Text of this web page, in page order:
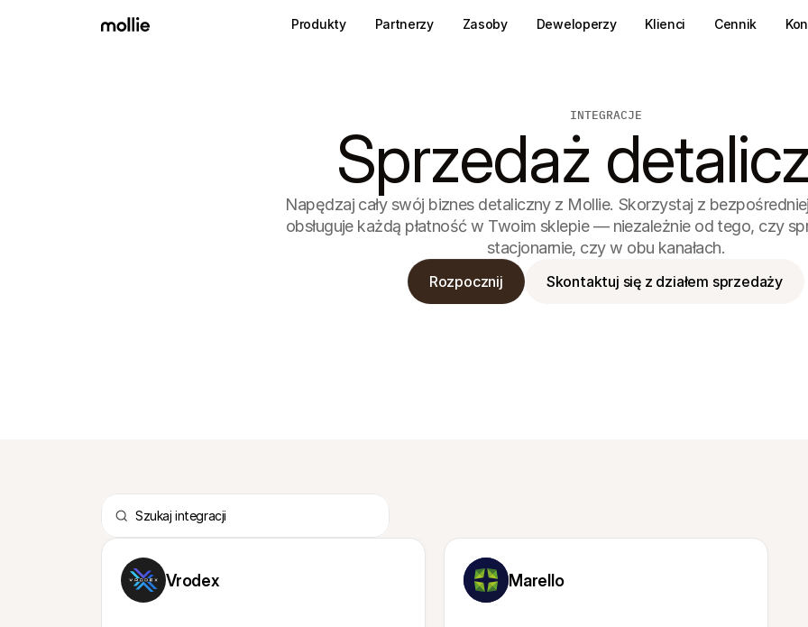
INTEGRACJE
Sprzedaż
Napędzaj cały swój biznes detaliczny z Mollie. Skorzystaj z
obsługuje każdą płatność w Twoim sklepie — niezależnie od tego, czy
stacjonarnie, czy w obu kanałach.
Rozpocznij Skontaktuj się z działem sprzedaży
Vrodex Marello
Produkty Partnerzy Zasoby Deweloperzy Klienci Cennik